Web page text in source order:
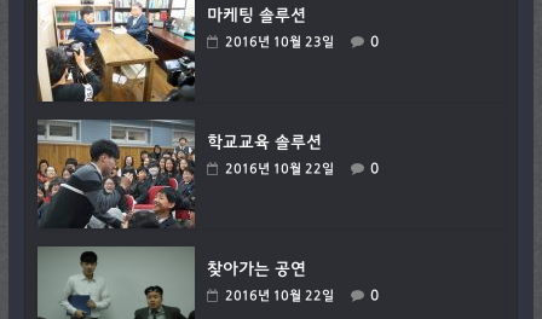
마케팅 솔루션
2016년 10월 23일 0
학교교육 솔루션
2016년 10월 22일 0
찾아가는 공연
2016년 10월 22일 0